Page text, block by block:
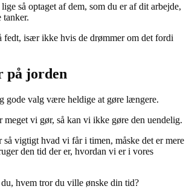
så optaget af dem, som du er af dit arbejde,
tanker.
fedt, især ikke hvis de drømmer om det fordi
på jorden
gode valg være heldige at gøre længere.
meget vi gør, så kan vi ikke gøre den uendelig.
så vigtigt hvad vi får i timen, måske det er mere
den tid der er, hvordan vi er i vores
hvem tror du ville ønske din tid?